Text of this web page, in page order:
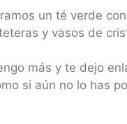
un té verde
y vasos de
más y te dejo
si aún no lo has